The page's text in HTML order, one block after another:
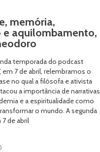
memória,
e aquilombamento,
temporada do podcast
em 7 de abril, relembramos o
no qual a filósofa e ativista
a importância de narrativas
e a espiritualidade como
o mundo. A segunda
de abril